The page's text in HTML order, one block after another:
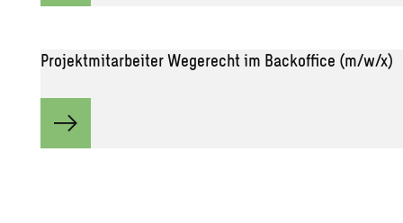
Projektmitarbeiter Wegerecht im Backoffice (m/w/x)